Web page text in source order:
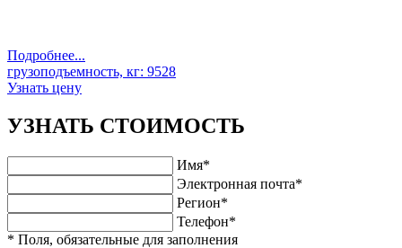
Подробнее...
грузоподъемность, кг: 9528
Узнать цену
УЗНАТЬ СТОИМОСТЬ
Имя*
Электронная почта*
Регион*
Телефон*
* Поля, обязательные для заполнения